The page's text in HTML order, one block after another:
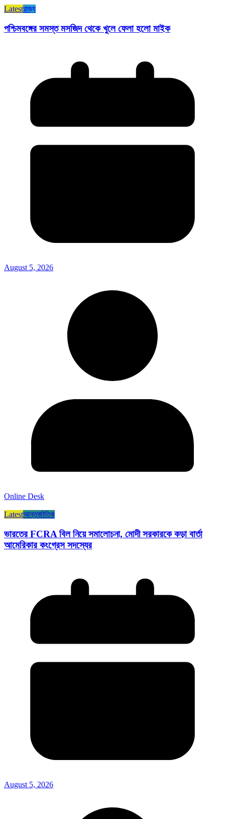
Latestরাজ্য​
পশ্চিমবঙ্গের সমস্ত মসজিদ থেকে খুলে ফেলা হলো মাইক
August 5, 2026
Online Desk
Latestআন্তর্জাতিক
ভারতের FCRA বিল নিয়ে সমালোচনা, মোদী সরকারকে কড়া বার্তা
আমেরিকার কংগ্রেস সদস্যের
August 5, 2026